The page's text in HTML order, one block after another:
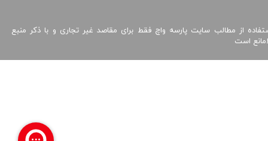
از مطالب سایت پارسه واچ فقط برای مقاصد غیر تجاری و با ذکر منبع
است